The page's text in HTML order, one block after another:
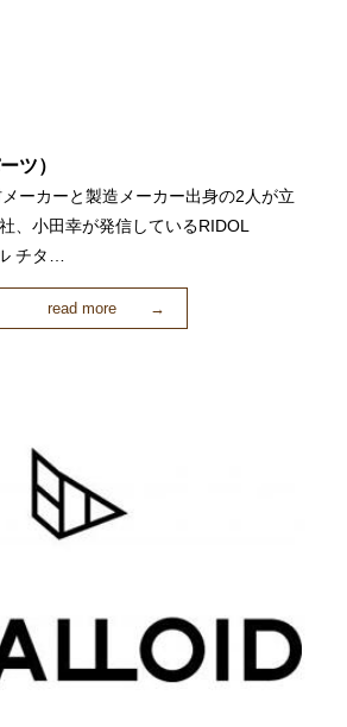
ツ）
ーカーと製造メーカー出身の2人が立
、小田幸が発信しているRIDOL
チタ…
read more